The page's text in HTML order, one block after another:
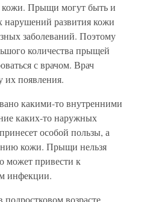
кожи. Прыщи могут быть и
нарушений развития кожи
заболеваний. Поэтому
количества прыщей
с врачом. Врач
их появления.
какими-то внутренними
каких-то наружных
особой пользы, а
кожи. Прыщи нельзя
может привести к
инфекции.
возрасте